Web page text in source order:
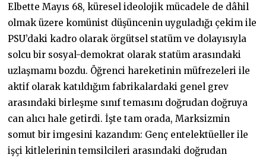
Elbette Mayıs 68, küresel ideolojik mücadele de dâhil
olmak üzere komünist düşüncenin uyguladığı çekim ile
PSU’daki kadro olarak örgütsel statüm ve dolayısıyla
solcu bir sosyal-demokrat olarak statüm arasındaki
uzlaşmamı bozdu. Öğrenci hareketinin müfrezeleri ile
aktif olarak katıldığım fabrikalardaki genel grev
arasındaki birleşme sınıf temasını doğrudan doğruya
can alıcı hale getirdi. İşte tam orada, Marksizmin
somut bir imgesini kazandım: Genç entelektüeller ile
işçi kitlelerinin temsilcileri arasındaki doğrudan